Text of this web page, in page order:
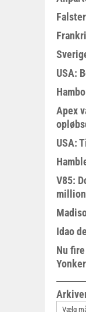
USA:
Apex
USA:
V85:
Idao
Nu